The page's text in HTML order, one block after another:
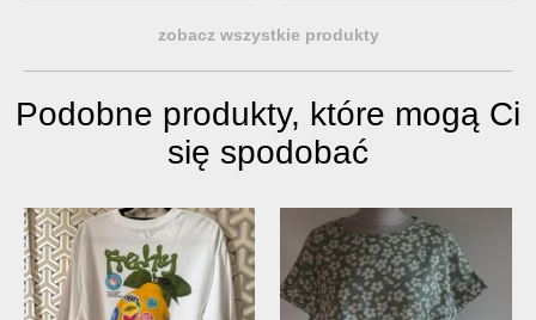
zobacz wszystkie produkty
Podobne produkty, które mogą Ci
się spodobać